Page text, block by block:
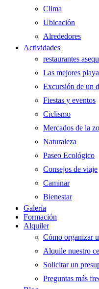
Clima
Ubicación
Alrededores
Actividades
restaurantes
Las mejores
Excursión de un
Fiestas y eventos
Ciclismo
Mercados de la
Naturaleza
Paseo Ecológico
Consejos de viaje
Caminar
Bienestar
Galería
Formación
Alquiler
Cómo organizar
Alquile nuestro
Solicitar un
Preguntas más